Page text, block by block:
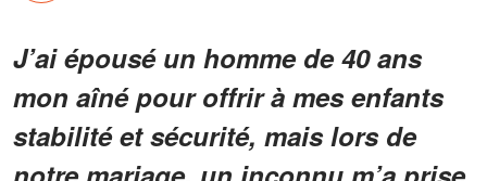
J’ai épousé un homme de 40 ans
mon aîné pour offrir à mes enfants
stabilité et sécurité, mais lors de